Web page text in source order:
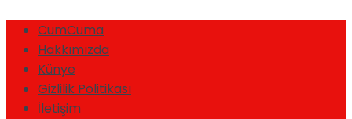
CumCuma
Hakkımızda
Künye
Gizlilik Politikası
İletişim